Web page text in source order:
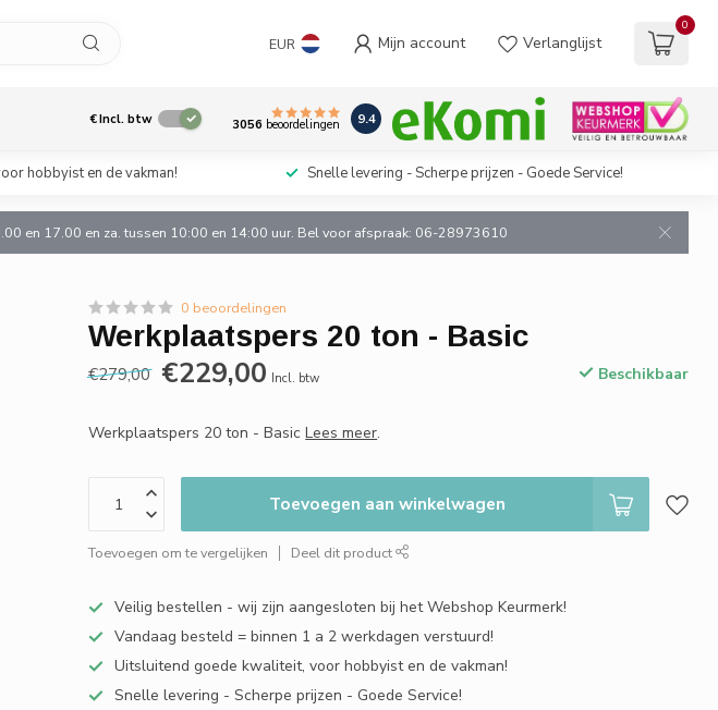
EUR Mijn account Verlanglijst
0
€Incl. btw 3056 beoordelingen 9.4
hobbyist en de vakman! Snelle levering - Scherpe prijzen - Goede Service!
en 17.00 en za. tussen 10:00 en 14:00 uur. Bel voor afspraak: 06-28973610
0 beoordelingen
Werkplaatspers 20 ton - Basic
€279,00 €229,00 Incl. btw Beschikbaar
Werkplaatspers 20 ton - BasicLees meer.
Toevoegen aan winkelwagen
Toevoegen om te vergelijken Deel dit product
Veilig bestellen - wij zijn aangesloten bij het Webshop Keurmerk!
Vandaag besteld = binnen 1 a 2 werkdagen verstuurd!
Uitsluitend goede kwaliteit, voor hobbyist en de vakman!
Snelle levering - Scherpe prijzen - Goede Service!